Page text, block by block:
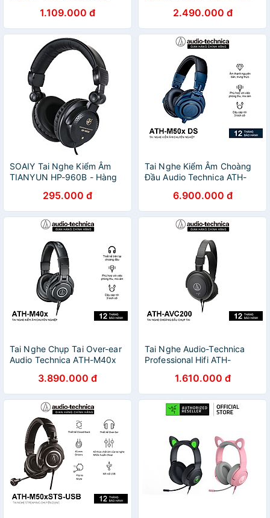
1.109.000 đ 2.490.000 đ
SOAIY Tai Nghe Kiểm Âm
TIANYUN HP-960B - Hàng
295.000 đ
Tai Nghe Kiểm Âm Choàng
Đầu Audio Technica ATH-
Chính Hãng6.900.000 đ
Tai Nghe Chụp Tai Over-ear
Audio Technica ATH-M40x
Chính Hãng3.890.000 đ
Tai Nghe Audio-Technica
Professional Hifi ATH-
1.610.000 đ